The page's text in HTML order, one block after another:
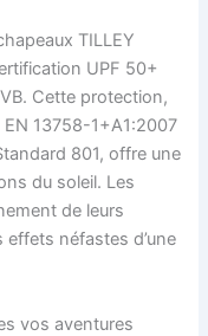
TILLEY
UPF 50+
Cette protection,
13758-1+A1:2007
801, offre une
du soleil. Les
de leurs
néfastes d’une
vos aventures